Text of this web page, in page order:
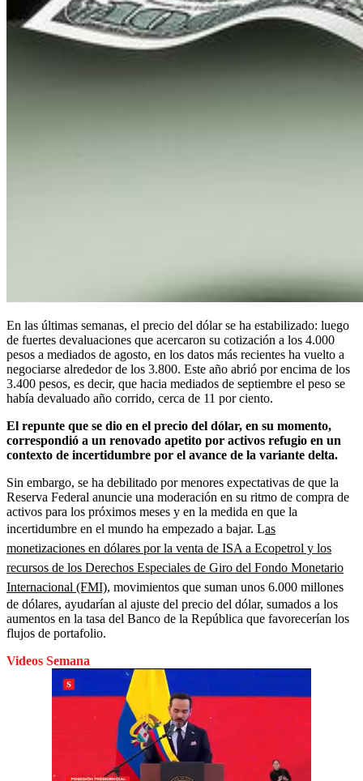
En las últimas semanas, el precio del dólar se ha estabilizado: luego
de fuertes devaluaciones que acercaron su cotización a los 4.000
pesos a mediados de agosto, en los datos más recientes ha vuelto a
negociarse alrededor de los 3.800. Este año abrió por encima de los
3.400 pesos, es decir, que hacia mediados de septiembre el peso se
había devaluado año corrido, cerca de 11 por ciento.
El repunte que se dio en el precio del dólar, en su momento,
correspondió a un renovado apetito por activos refugio en un
contexto de incertidumbre por el avance de la variante delta.
Sin embargo, se ha debilitado por menores expectativas de que la
Reserva Federal anuncie una moderación en su ritmo de compra de
activos para los próximos meses y en la medida en que la
incertidumbre en el mundo ha empezado a bajar. Las
monetizaciones en dólares por la venta de ISA a Ecopetrol y los
recursos de los Derechos Especiales de Giro del Fondo Monetario
Internacional (FMI), movimientos que suman unos 6.000 millones
de dólares, ayudarían al ajuste del precio del dólar, sumados a los
aumentos en la tasa del Banco de la República que favorecerían los
flujos de portafolio.
Videos Semana